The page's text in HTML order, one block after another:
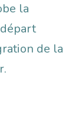
la
de la